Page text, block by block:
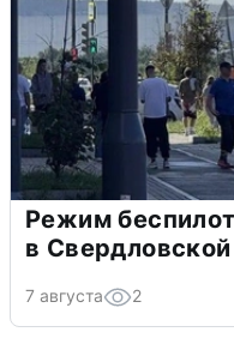
Режим
в
7 августа 2